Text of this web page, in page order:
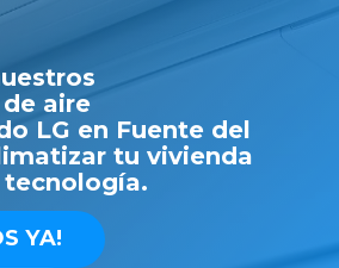
aire
LG en Fuente del
tu vivienda
S YA!